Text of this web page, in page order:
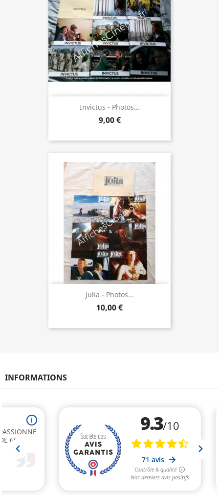
Invictus - Photos...
9,00 €
Julia - Photos...
10,00 €
INFORMATIONS